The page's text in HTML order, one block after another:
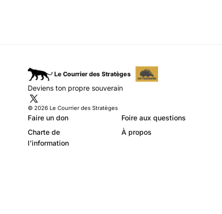
Deviens ton propre souverain
© 2026 Le Courrier des Stratèges
Faire un don
Foire aux questions
Charte de
l’information
À propos